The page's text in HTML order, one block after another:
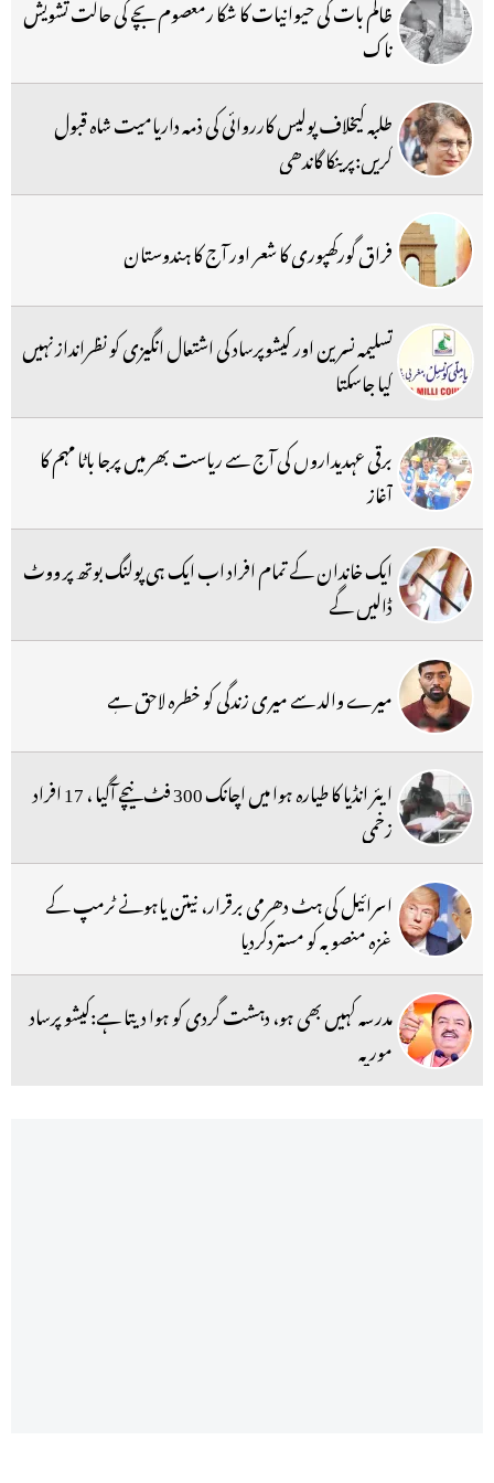
ظالم بات کی حیوانیات کا شکا رمعصوم بچے کی حالت تشویش
ناک
طلبہ کیخلاف پولیس کارروائی کی ذمہ داریامیت شاہ قبول
کریں:پرینکا گاندھی
فراق گورکھپوری کا شعر اور آج کا ہندوستان
تسلیمہ نسرین اور کیشوپرساد کی اشتعال انگیزی کو نظرانداز نہیں
کیا جاسکتا
برقی عہدیداروں کی آج سے ریاست بھر میں پرجا باٹا مہم کا
آغاز
ایک خاندان کے تمام افراد اب ایک ہی پولنگ بوتھ پر ووٹ
ڈالیں گے
میرے والد سے میری زندگی کو خطرہ لاحق ہے
ایئر انڈیا کا طیارہ ہوا میں اچانک 300 فٹ نیچے آگیا ، 17 افراد
زخمی
اسرائیل کی ہٹ دھرمی برقرار، نیتن یاہونے ٹرمپ کے
غزہ منصوبہ کو مستردکردیا
مدرسہ کہیں بھی ہو، دہشت گردی کو ہوا دیتا ہے:کیشو پرساد
موریہ